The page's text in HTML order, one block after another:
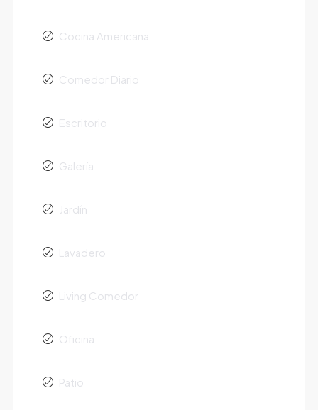
Cocina Americana
Comedor Diario
Escritorio
Galería
Jardín
Lavadero
Living Comedor
Oficina
Patio